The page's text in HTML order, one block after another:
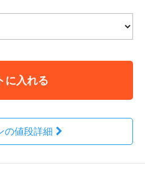
に入れる
の値段詳細